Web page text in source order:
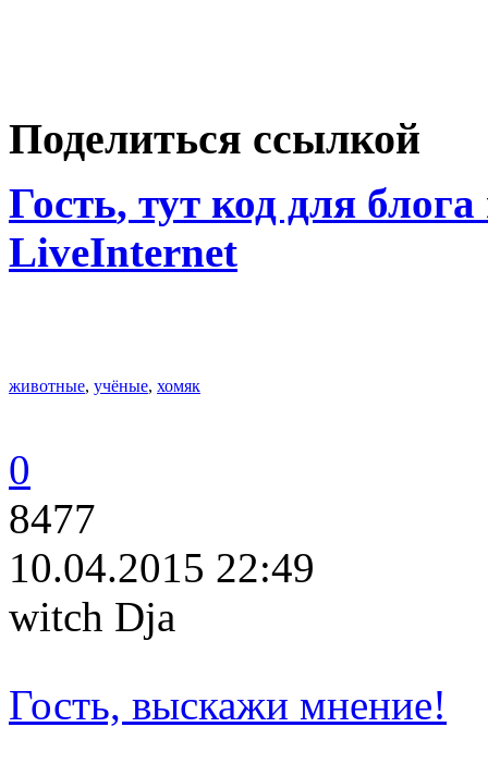
Поделиться ссылкой
Гость, тут код для
LiveInternet
животные, учёные, хомяк
0
8477
10.04.2015 22:49
witch Dja
Гость, выскажи мнение!